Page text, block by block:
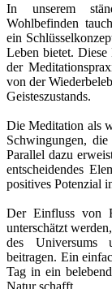
In unserem
Wohlbefinden
ein
Leben bietet. Diese
der
von der
Geisteszustands.
Die Meditation als
Schwingungen,
Parallel dazu
entscheidendes
positives Potenzial
Der Einfluss von
unterschätzt
des Universums
beitragen. Ein
Tag in ein
Natur schafft.